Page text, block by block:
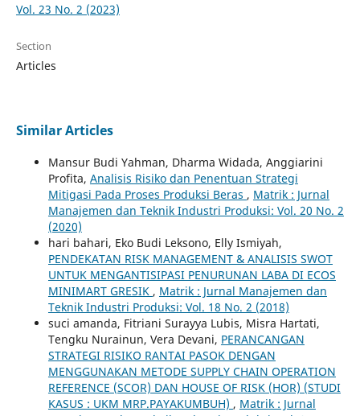
Vol. 23 No. 2 (2023)
Section
Articles
Similar Articles
Mansur Budi Yahman, Dharma Widada, Anggiarini
Profita, Analisis Risiko dan Penentuan Strategi
Mitigasi Pada Proses Produksi Beras , Matrik : Jurnal
Manajemen dan Teknik Industri Produksi: Vol. 20 No. 2
(2020)
hari bahari, Eko Budi Leksono, Elly Ismiyah,
PENDEKATAN RISK MANAGEMENT & ANALISIS SWOT
UNTUK MENGANTISIPASI PENURUNAN LABA DI ECOS
MINIMART GRESIK , Matrik : Jurnal Manajemen dan
Teknik Industri Produksi: Vol. 18 No. 2 (2018)
suci amanda, Fitriani Surayya Lubis, Misra Hartati,
Tengku Nurainun, Vera Devani, PERANCANGAN
STRATEGI RISIKO RANTAI PASOK DENGAN
MENGGUNAKAN METODE SUPPLY CHAIN OPERATION
REFERENCE (SCOR) DAN HOUSE OF RISK (HOR) (STUDI
KASUS : UKM MRP.PAYAKUMBUH) , Matrik : Jurnal